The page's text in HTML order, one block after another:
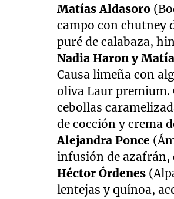
Matías Aldasoro
campo con chutney
puré de calabaza,
Nadia Haron y
Causa limeña con
oliva Laur premium.
cebollas
de cocción y crema
Alejandra Ponce
infusión de azafrán,
Héctor Órdenes
lentejas y quínoa,